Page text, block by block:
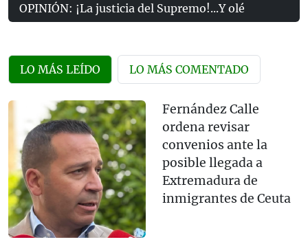
OPINIÓN: ¡La justicia del Supremo!...Y olé
LO MÁS LEÍDO LO MÁS COMENTADO
Fernández Calle
ordena revisar
convenios ante la
posible llegada a
Extremadura de
inmigrantes de Ceuta